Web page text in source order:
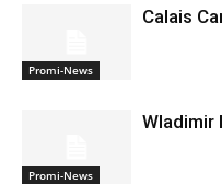
Promi-News
Calais
Promi-News
Wladimir